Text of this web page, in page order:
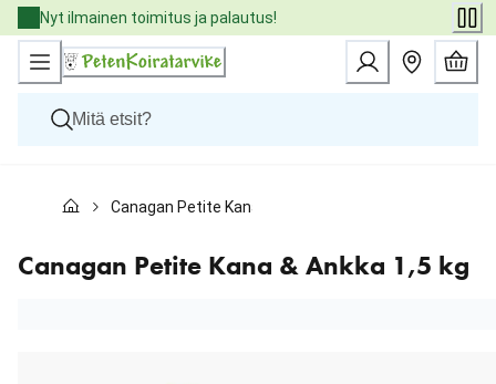
Skip
to
Content
Nyt ilmainen toimitus ja palautus!
Kissat
Eläinlääkäriruoat
Tuotemerkit
Canagan Petite Kana & Ankka 1,5 kg
Canagan Petite Kana & Ankka 1,5 kg